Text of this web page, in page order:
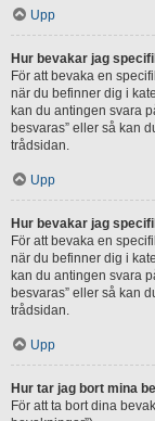
Upp
Hur bevakar jag
För att bevaka en
när du befinner dig i
kan du antingen svara
besvaras” eller så kan
trådsidan.
Upp
Hur bevakar jag
För att bevaka en
när du befinner dig i
kan du antingen svara
besvaras” eller så kan
trådsidan.
Upp
Hur tar jag bort mina
För att ta bort dina